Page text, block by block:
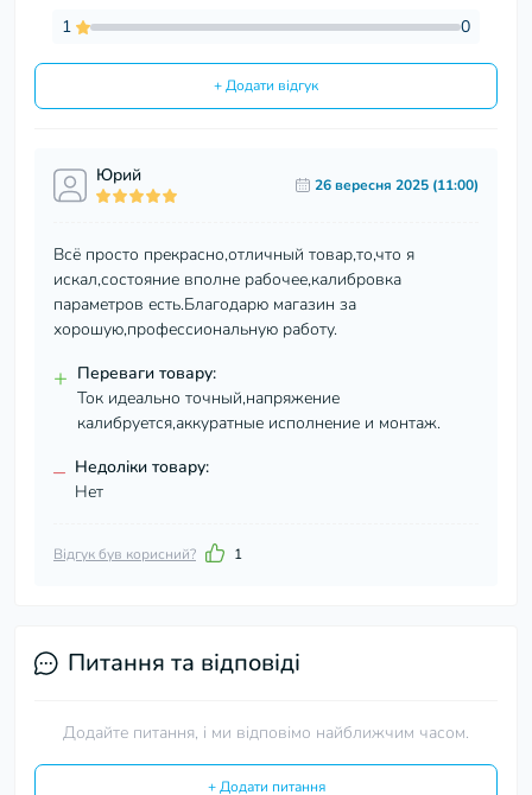
1 0
+ Додати відгук
Юрий 26 вересня 2025 (11:00)
Всё просто прекрасно,отличный товар,то,что я
искал,состояние вполне рабочее,калибровка
параметров есть.Благодарю магазин за
хорошую,профессиональную работу.
+ Переваги товару:
Ток идеально точный,напряжение
калибруется,аккуратные исполнение и монтаж.
– Недоліки товару:
Нет
Відгук був корисний? 1
Питання та відповіді
Додайте питання, і ми відповімо найближчим часом.
+ Додати питання